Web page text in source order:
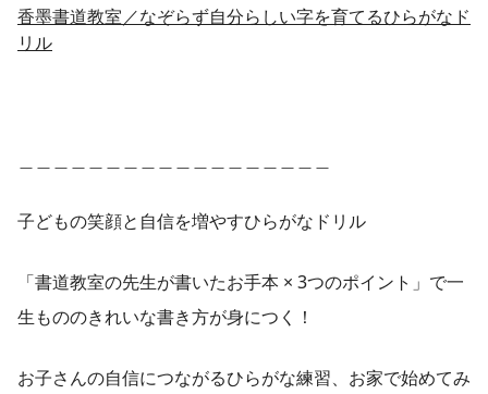
香墨書道教室／なぞらず自分らしい字を育てるひらがなド
リル
子どもの笑顔と自信を増やすひらがなドリル
「書道教室の先生が書いたお手本 × 3つのポイント」で一
生もののきれいな書き方が身につく！
お子さんの自信につながるひらがな練習、お家で始めてみ